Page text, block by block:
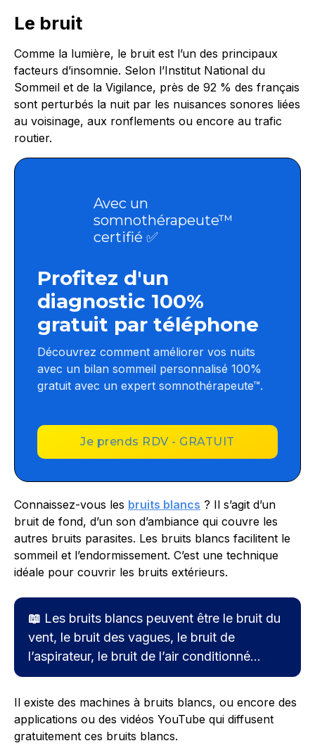
Le bruit
Comme la lumière, le bruit est l’un des principaux
facteurs d’insomnie. Selon l’Institut National du
Sommeil et de la Vigilance, près de 92 % des français
sont perturbés la nuit par les nuisances sonores liées
au voisinage, aux ronflements ou encore au trafic
routier.
Avec un
somnothérapeute™
certifié ✅
Profitez d'un
diagnostic 100%
gratuit par téléphone
Découvrez comment améliorer vos nuits
avec un bilan sommeil personnalisé 100%
gratuit avec un expert somnothérapeute™.
Je prends RDV - GRATUIT
Connaissez-vous les bruits blancs ? Il s’agit d’un
bruit de fond, d’un son d’ambiance qui couvre les
autres bruits parasites. Les bruits blancs facilitent le
sommeil et l’endormissement. C’est une technique
idéale pour couvrir les bruits extérieurs.
📖 Les bruits blancs peuvent être le bruit du
vent, le bruit des vagues, le bruit de
l’aspirateur, le bruit de l’air conditionné…
Il existe des machines à bruits blancs, ou encore des
applications ou des vidéos YouTube qui diffusent
gratuitement ces bruits blancs.